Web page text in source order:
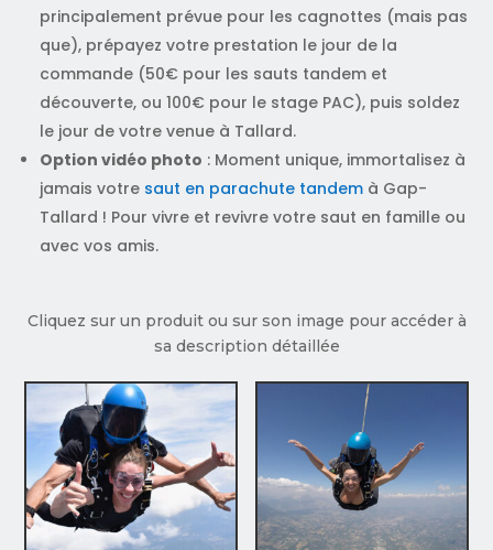
principalement prévue pour les cagnottes (mais pas
que), prépayez votre prestation le jour de la
commande (50€ pour les sauts tandem et
découverte, ou 100€ pour le stage PAC), puis soldez
le jour de votre venue à Tallard.
Option vidéo photo : Moment unique, immortalisez à
jamais votre saut en parachute tandem à Gap-
Tallard ! Pour vivre et revivre votre saut en famille ou
avec vos amis.
Cliquez sur un produit ou sur son image pour accéder à
sa description détaillée